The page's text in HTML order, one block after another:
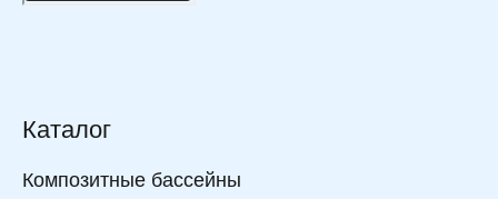
Каталог
Композитные бассейны